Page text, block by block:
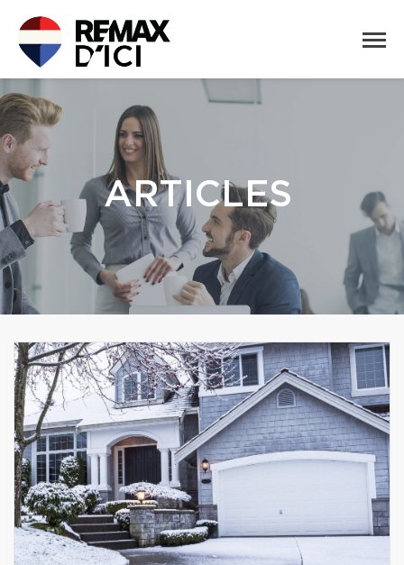
ARTICLES